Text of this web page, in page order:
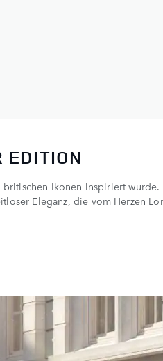
EDITION
Ikonen inspiriert
Eleganz, die vom Herzen